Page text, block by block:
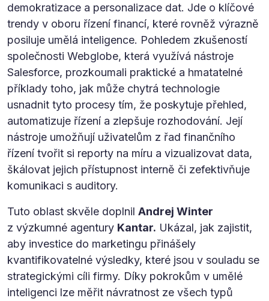
demokratizace a personalizace dat. Jde o klíčové
trendy v oboru řízení financí, které rovněž výrazně
posiluje umělá inteligence. Pohledem zkušeností
společnosti Webglobe, která využívá nástroje
Salesforce, prozkoumali praktické a hmatatelné
příklady toho, jak může chytrá technologie
usnadnit tyto procesy tím, že poskytuje přehled,
automatizuje řízení a zlepšuje rozhodování. Její
nástroje umožňují uživatelům z řad finančního
řízení tvořit si reporty na míru a vizualizovat data,
škálovat jejich přístupnost interně či zefektivňuje
komunikaci s auditory.
Tuto oblast skvěle doplnil Andrej Winter
z výzkumné agentury Kantar. Ukázal, jak zajistit,
aby investice do marketingu přinášely
kvantifikovatelné výsledky, které jsou v souladu se
strategickými cíli firmy. Díky pokrokům v umělé
inteligenci lze měřit návratnost ze všech typů